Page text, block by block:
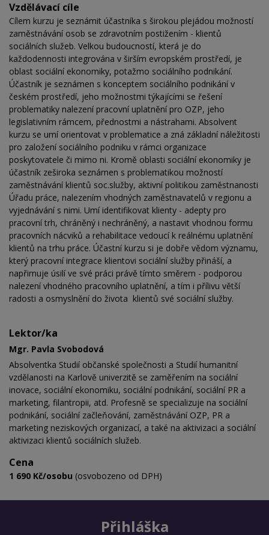
Vzdělávací cíle
Cílem kurzu je seznámit účastníka s širokou plejádou možností
zaměstnávání osob se zdravotním postižením - klientů
sociálních služeb. Velkou budoucností, která je do
každodennosti integrována v širším evropském prostředí, je
oblast sociální ekonomiky, potažmo sociálního podnikání.
Účastník je seznámen s konceptem sociálního podnikání v
českém prostředí, jeho možnostmi týkajícími se řešení
problematiky nalezení pracovní uplatnění pro OZP, jeho
legislativním rámcem, přednostmi a nástrahami. Absolvent
kurzu se umí orientovat v problematice a zná základní náležitosti
pro založení sociálního podniku v rámci organizace
poskytovatele či mimo ni. Kromě oblasti sociální ekonomiky je
účastník zeširoka seznámen s problematikou možností
zaměstnávání klientů soc.služby, aktivní politikou zaměstnanosti
Úřadu práce, nalezením vhodných zaměstnavatelů v regionu a
vyjednávání s nimi. Umí identifikovat klienty - adepty pro
pracovní trh, chráněný i nechráněný, a nastavit vhodnou formu
pracovních nácviků a rehabilitace vedoucí k reálnému uplatnění
klientů na trhu práce. Účastní kurzu si je dobře vědom významu,
který pracovní integrace klientovi sociální služby přináší, a
napřimuje úsilí ve své práci právě tímto směrem - podporou
nalezení vhodného pracovního uplatnění, a tím i přílivu větší
radosti a osmyslnění do života klientů své sociální služby.
Lektor/ka
Mgr. Pavla Svobodová
Absolventka Studií občanské společnosti a Studií humanitní
vzdělanosti na Karlově univerzitě se zaměřením na sociální
inovace, sociální ekonomiku, sociální podnikání, sociální PR a
marketing, filantropii, atd. Profesně se specializuje na sociální
podnikání, sociální začleňování, zaměstnávání OZP, PR a
marketing neziskových organizací, a také na aktivizaci a sociální
aktivizaci klientů sociálních služeb.
Cena
1 690 Kč/osobu (osvobozeno od DPH)
Přihláška